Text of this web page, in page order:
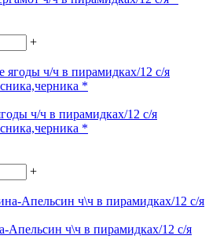
+
ч/ч в пирамидках/12 с/я
*
+
Апельсин ч\ч в пирамидках/12 с/я